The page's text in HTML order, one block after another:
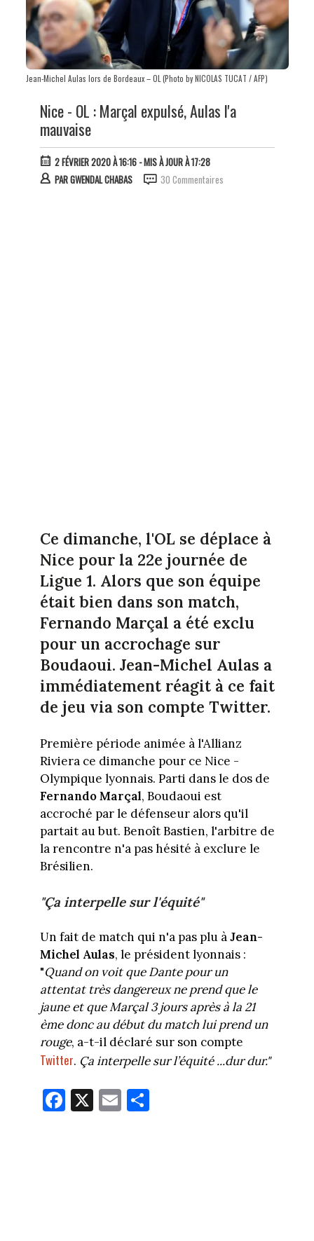
Jean-Michel Aulas lors de Bordeaux – OL (Photo by NICOLAS TUCAT / AFP)
Nice - OL : Marçal expulsé, Aulas l'a
mauvaise
2 FÉVRIER 2020 À 16:16- MIS À JOUR À 17:28
PARGWENDAL CHABAS 30 Commentaires
Ce dimanche, l'OL se déplace à
Nice pour la 22e journée de
Ligue 1. Alors que son équipe
était bien dans son match,
Fernando Marçal a été exclu
pour un accrochage sur
Boudaoui. Jean-Michel Aulas a
immédiatement réagit à ce fait
de jeu via son compte Twitter.
Première période animée à l'Allianz
Riviera ce dimanche pour ce Nice -
Olympique lyonnais. Parti dans le dos de
Fernando Marçal, Boudaoui est
accroché par le défenseur alors qu'il
partait au but. Benoît Bastien, l'arbitre de
la rencontre n'a pas hésité à exclure le
Brésilien.
"Ça interpelle sur l'équité"
Un fait de match qui n'a pas plu àJean-
Michel Aulas, le président lyonnais :
"Quand on voit que Dante pour un
attentat très dangereux ne prend que le
jaune et que Marçal 3 jours après à la 21
ème donc au début du match lui prend un
rouge, a-t-il déclaré sur son compte
Twitter. Ça interpelle sur l’équité ...dur dur."
Fa
ce
X E
m
Pa
rt